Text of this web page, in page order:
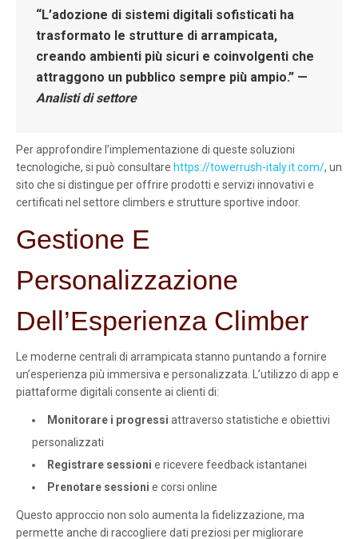
“L’adozione di sistemi digitali sofisticati ha
trasformato le strutture di arrampicata,
creando ambienti più sicuri e coinvolgenti che
attraggono un pubblico sempre più ampio.” —
Analisti di settore
Per approfondire l’implementazione di queste soluzioni
tecnologiche, si può consultare https://towerrush-italy.it.com/, un
sito che si distingue per offrire prodotti e servizi innovativi e
certificati nel settore climbers e strutture sportive indoor.
Gestione E
Personalizzazione
Dell’Esperienza Climber
Le moderne centrali di arrampicata stanno puntando a fornire
un’esperienza più immersiva e personalizzata. L’utilizzo di app e
piattaforme digitali consente ai clienti di:
Monitorare i progressi attraverso statistiche e obiettivi
personalizzati
Registrare sessioni e ricevere feedback istantanei
Prenotare sessioni e corsi online
Questo approccio non solo aumenta la fidelizzazione, ma
permette anche di raccogliere dati preziosi per migliorare